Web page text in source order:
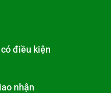
điều kiện
nhận